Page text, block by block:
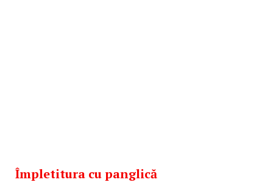
Împletitura cu panglică